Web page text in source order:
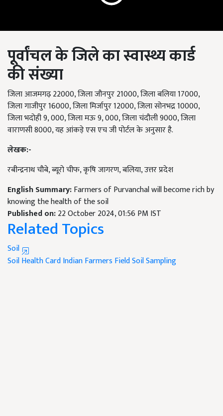
पूर्वांचल के जिले का स्वास्थ्य कार्ड
की संख्या
जिला आजमगढ़ 22000, जिला जौनपुर 21000, जिला बलिया 17000,
जिला गाजीपुर 16000, जिला मिर्जापुर 12000, जिला सोनभद्र 10000,
जिला भदोही 9, 000, जिला मऊ 9, 000, जिला चंदौली 9000, जिला
वाराणसी 8000, यह आंकड़े एस एच जी पोर्टल के अनुसार है.
लेखक:-
रबीन्द्रनाथ चौबे, ब्यूरो चीफ, कृषि जागरण, बलिया, उत्तर प्रदेश
English Summary:Farmers of Purvanchal will become rich by
knowing the health of the soil
Published on:22 October 2024, 01:56 PM IST
Related Topics
Soil
Soil Health CardIndian Farmers Field Soil Sampling